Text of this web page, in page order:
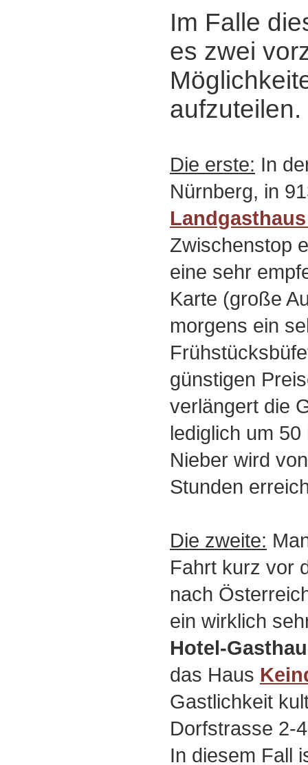
Im Falle
es zwei
aufzuteilen.
Die erste: In
Nürnberg, in
Zwischenstop
eine sehr
Karte (große
morgens ein
günstigen
verlängert die
lediglich um
Nieber wird
Stunden
Die zweite:
Fahrt kurz vor
nach
ein wirklich
Hotel-
das Haus
Gastlichkeit
Dorfstrasse 2-
In diesem Fall